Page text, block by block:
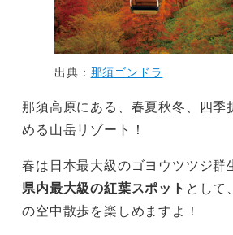
出典： 那須ゴンドラ
那須高原にある、春夏秋冬、四季
める山岳リゾート！
春は日本最大級のゴヨウツツジ群
県内最大級の紅葉スポット として
の空中散歩を楽しめますよ！